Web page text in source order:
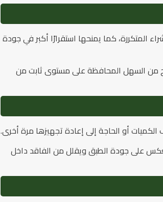
المتكررة، كما يمنحها استقرارًا أكبر في جودة
من السهل المحافظة على مستوى ثابت من
الكميات أو الحاجة إلى إعادة تجهيزها مرة أخرى.
على جودة الطبق ويقلل من الفاقد داخل